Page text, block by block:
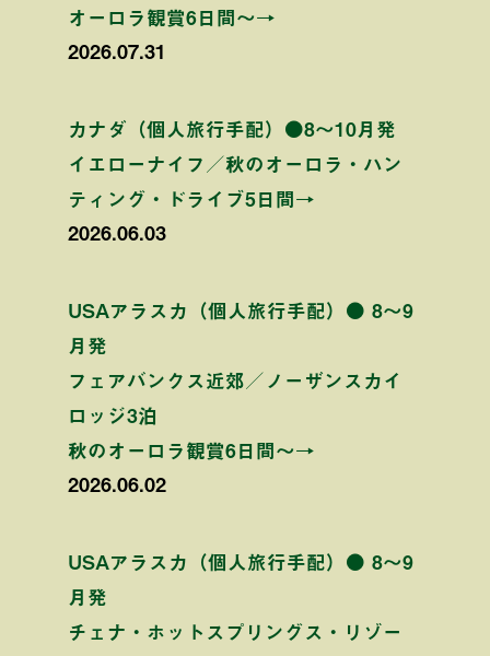
オーロラ観賞6日間〜→
2026.07.31
カナダ（個人旅行手配）●8〜10月発
イエローナイフ／秋のオーロラ・ハン
ティング・ドライブ5日間→
2026.06.03
USAアラスカ（個人旅行手配）● 8〜9
月発
フェアバンクス近郊／ノーザンスカイ
ロッジ3泊
秋のオーロラ観賞6日間〜→
2026.06.02
USAアラスカ（個人旅行手配）● 8〜9
月発
チェナ・ホットスプリングス・リゾー